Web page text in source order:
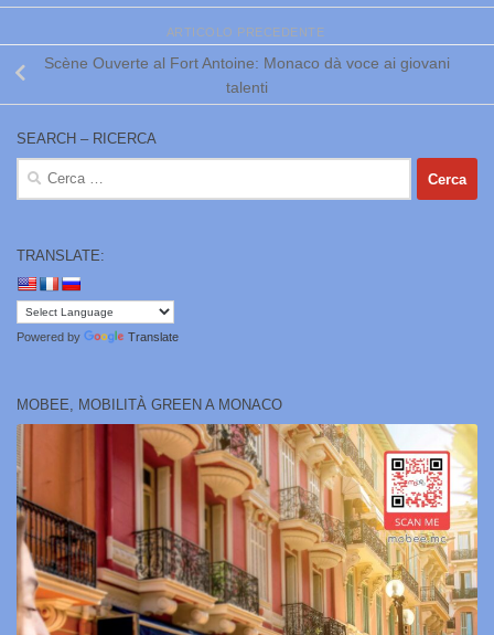
ARTICOLO PRECEDENTE
Scène Ouverte al Fort Antoine: Monaco dà voce ai giovani
talenti
SEARCH – RICERCA
Ricerca
TRANSLATE:
Powered by Translate
MOBEE, MOBILITÀ GREEN A MONACO